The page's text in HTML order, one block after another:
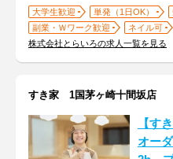
大学生歓迎 単発（1日OK）
副業・Ｗワーク歓迎
ネイル可
株式会社とらいろの求人一覧を見る
すき家 1国茅ヶ崎十間坂店
【す
オー